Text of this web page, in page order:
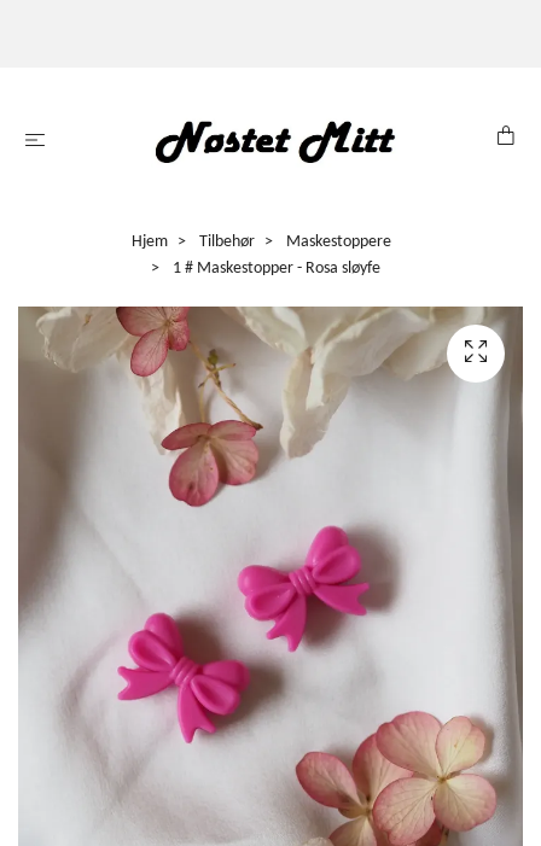
Hjem Tilbehør
Maskestoppere
1 # Maskestopper - Rosa sløyfe